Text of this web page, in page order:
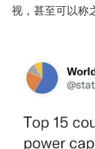
视，甚至可以称